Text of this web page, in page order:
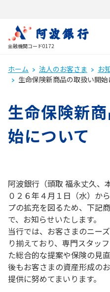
金融機関コード0172
ホーム 法人のお客さま お
生命保険新商品の取扱い開始
生命保険新
始について
阿波銀行（頭取 福永丈久、
０２６年４月１日（水）か
プの拡充を図るため、下記
で、お知らせいたします。
当行では、お客さまのニー
り揃えており、専門スタッ
た総合的な提案や保険の見
後もお客さまの資産形成の
提供に努めてまいります。